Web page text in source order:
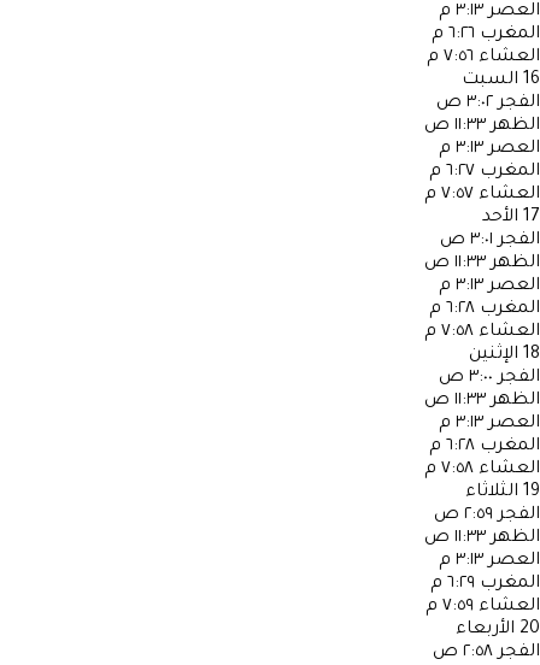
العصر ٣:١٣ م
المغرب ٦:٢٦ م
العشاء ٧:٥٦ م
16 السبت
الفجر ٣:٠٢ ص
الظهر ١١:٣٣ ص
العصر ٣:١٣ م
المغرب ٦:٢٧ م
العشاء ٧:٥٧ م
17 الأحد
الفجر ٣:٠١ ص
الظهر ١١:٣٣ ص
العصر ٣:١٣ م
المغرب ٦:٢٨ م
العشاء ٧:٥٨ م
18 الإثنين
الفجر ٣:٠٠ ص
الظهر ١١:٣٣ ص
العصر ٣:١٣ م
المغرب ٦:٢٨ م
العشاء ٧:٥٨ م
19 الثلاثاء
الفجر ٢:٥٩ ص
الظهر ١١:٣٣ ص
العصر ٣:١٣ م
المغرب ٦:٢٩ م
العشاء ٧:٥٩ م
20 الأربعاء
الفجر ٢:٥٨ ص